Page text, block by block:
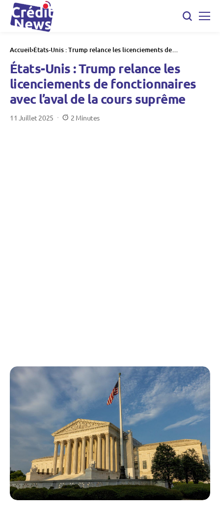
Accueil États-Unis : Trump relance les licenciements de
fonctionnaires avec l’aval de la cours suprême
États-Unis : Trump relance les
licenciements de fonctionnaires
avec l’aval de la cours suprême
11 Juillet 2025 2 Minutes